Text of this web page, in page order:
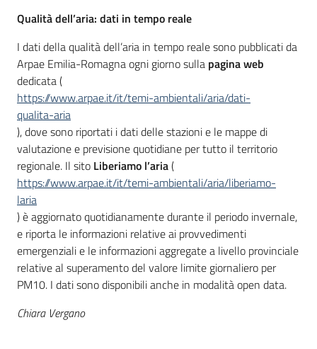
Qualità dell’aria: dati in tempo reale
I dati della qualità dell’aria in tempo reale sono pubblicati da
Arpae Emilia-Romagna ogni giorno sulla pagina web
dedicata (
https://www.arpae.it/it/temi-ambientali/aria/dati-
qualita-aria
), dove sono riportati i dati delle stazioni e le mappe di
valutazione e previsione quotidiane per tutto il territorio
regionale. Il sito Liberiamo l’aria(
https://www.arpae.it/it/temi-ambientali/aria/liberiamo-
laria
) è aggiornato quotidianamente durante il periodo invernale,
e riporta le informazioni relative ai provvedimenti
emergenziali e le informazioni aggregate a livello provinciale
relative al superamento del valore limite giornaliero per
PM10. I dati sono disponibili anche in modalità open data.
Chiara Vergano